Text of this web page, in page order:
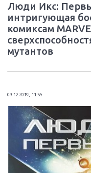
Люди Икс:
интригующая
комиксам
мутантов
09.12.2019, 11:55